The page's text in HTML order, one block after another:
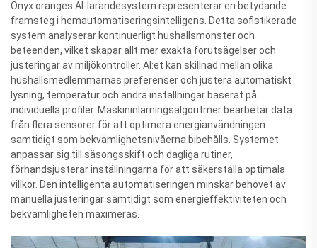
Onyx oranges AI-lärandesystem representerar en betydande
framsteg i hemautomatiseringsintelligens. Detta sofistikerade
system analyserar kontinuerligt hushallsmönster och
beteenden, vilket skapar allt mer exakta förutsägelser och
justeringar av miljökontroller. AI:et kan skillnad mellan olika
hushallsmedlemmarnas preferenser och justera automatiskt
lysning, temperatur och andra inställningar baserat på
individuella profiler. Maskininlärningsalgoritmer bearbetar data
från flera sensorer för att optimera energianvändningen
samtidigt som bekvämlighetsnivåerna bibehålls. Systemet
anpassar sig till säsongsskift och dagliga rutiner,
förhandsjusterar inställningarna för att säkerställa optimala
villkor. Den intelligenta automatiseringen minskar behovet av
manuella justeringar samtidigt som energieffektiviteten och
bekvämligheten maximeras.